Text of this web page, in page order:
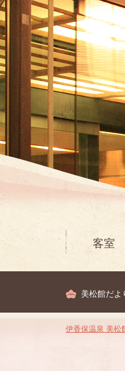
客室
美松館だよ
伊香保温泉 美松